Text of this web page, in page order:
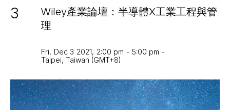
3
Wiley產業論壇：半導體X工業工程與管
理
Fri, Dec 3 2021, 2:00 pm - 5:00 pm -
Taipei, Taiwan (GMT+8)